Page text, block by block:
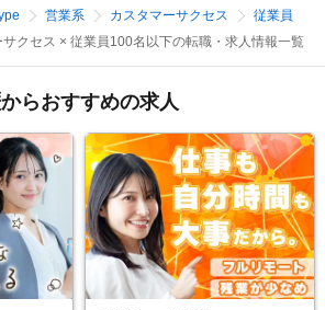
営業系 カスタマーサクセス
従業員
サクセス × 従業員100名以下の転職・求人情報一覧
らおすすめの求人